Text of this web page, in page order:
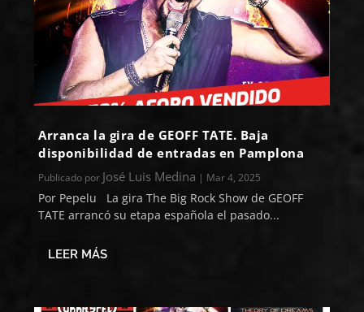
Arranca la gira de GEOFF TATE. Baja
disponibilidad de entradas en Pamplona
Publicado por José Luis Medina | Mar 4, 2025
Por Pepelu La gira The Big Rock Show de GEOFF
TATE arrancó su etapa española el pasado...
LEER MÁS